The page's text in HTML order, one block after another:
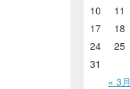
« 3月
10
11
17
18
24
25
31